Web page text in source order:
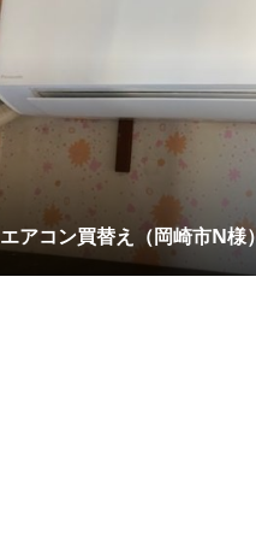
エアコン買替え（岡崎市N様）